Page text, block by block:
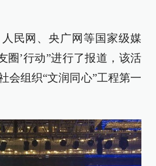
民网、央广网等国家级媒
圈’行动”进行了报道，该活
会组织“文润同心”工程第一